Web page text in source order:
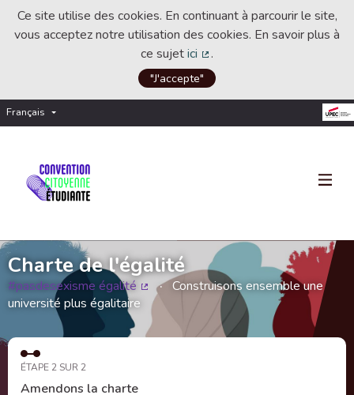
Ce site utilise des cookies. En continuant à parcourir le site,
vous acceptez notre utilisation des cookies. En savoir plus à
ce sujetici
(Lien externe)
.
"J'accepte"
Français Choisir la langue
Charte de l'égalité
#pasdesexisme égalité
(Lien externe)
Construisons ensemble une
université plus égalitaire
ÉTAPE 2 SUR 2
Amendons la charte